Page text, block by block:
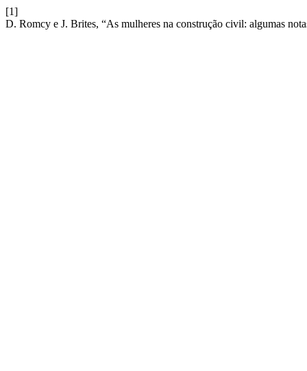
[1]
D. Romcy e J. Brites, “As mulheres na construção civil: algumas